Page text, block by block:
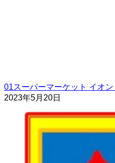
01スーパーマーケット イオン
2023年5月20日